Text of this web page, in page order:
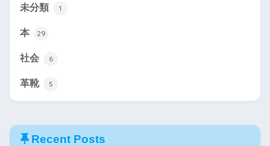
未分類 1
本 29
社会 6
革靴 5
Recent Posts